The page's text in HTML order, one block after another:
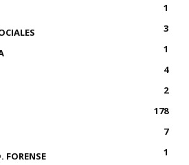
1
3
1
4
2
178
7
FORENSE
1